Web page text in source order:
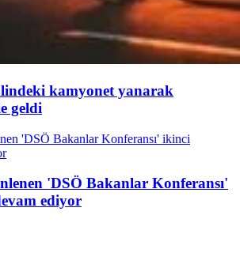
kamyonet yanarak
geldi
'DSÖ Bakanlar Konferansı'
ediyor